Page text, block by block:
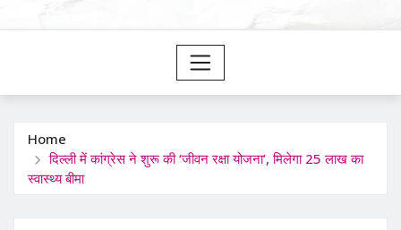
Home
दिल्ली में कांग्रेस ने शुरू की ‘जीवन रक्षा योजना’, मिलेगा 25 लाख का
स्वास्थ्य बीमा